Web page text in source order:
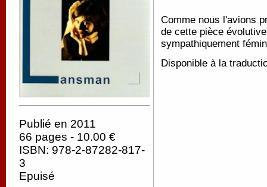
Publié en 2011
66 pages - 10.00 €
ISBN: 978-2-87282-817-
3
Epuisé
Comme nous l'avions
de cette pièce
sympathiquement
Disponible à la